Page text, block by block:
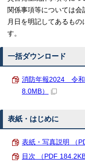
関係事項等については
月日を明記してあるもの
す。
一括ダウンロード
消防年報2024 令和
8.0MB）
表紙・はじめに
表紙・写真説明 （
目次 （PDF 184.2KB